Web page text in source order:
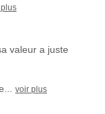
valeur a juste
voir plus